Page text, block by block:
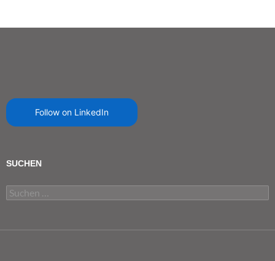
Follow on LinkedIn
SUCHEN
Suchen
nach: